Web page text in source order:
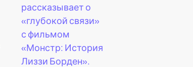
рассказывает о
«глубокой связи»
с фильмом
«Монстр: История
Лиззи Борден».